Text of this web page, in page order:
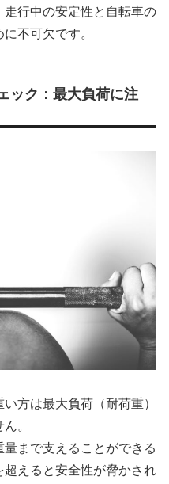
行中の安定性と自転車の
不可欠です。
ック：最大負荷に注
方は最大負荷（耐荷重）
。
まで支えることができる
えると安全性が脅かされ